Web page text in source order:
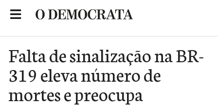
Falta de sinalização na BR-
319 eleva número de
mortes e preocupa